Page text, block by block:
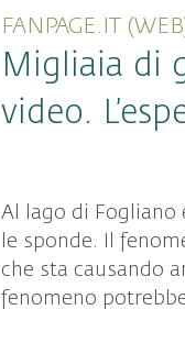
FANPAGE.IT
Migliaia di
video.
Al lago di
le sponde. Il
che sta causando
fenomeno